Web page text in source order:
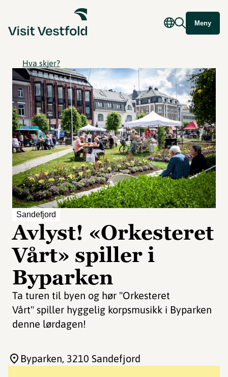
Meny
Hva skjer?
Sandefjord
Avlyst! «Orkesteret
Vårt» spiller i
Byparken
Ta turen til byen og hør "Orkesteret
Vårt" spiller hyggelig korpsmusikk i Byparken
denne lørdagen!
Byparken, 3210 Sandefjord